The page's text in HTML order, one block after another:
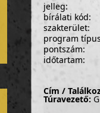
jelleg:
bírálati kód:
szakterület:
program
pontszám:
időtartam:
Cím /
Túravezető: